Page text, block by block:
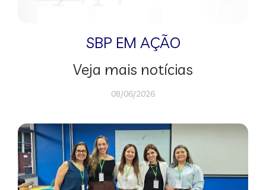
SBP EM AÇÃO
Veja mais notícias
08/06/2026